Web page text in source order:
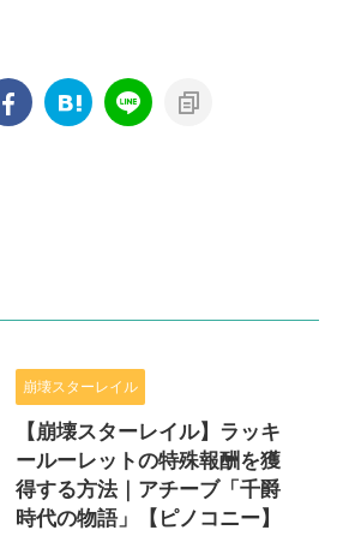
崩壊スターレイル
【崩壊スターレイル】ラッキ
ールーレットの特殊報酬を獲
得する方法｜アチーブ「千爵
時代の物語」【ピノコニー】